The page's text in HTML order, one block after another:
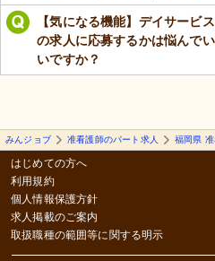
【気になる機能】デイサービ
の求人に応募するかは悩んで
いですか？
みんジョブ 准看護師のパート求人 福岡県 准
はじめての方へ
利用規約
個人情報保護方針
求人掲載のご案内
取扱職種の範囲等に関する明示